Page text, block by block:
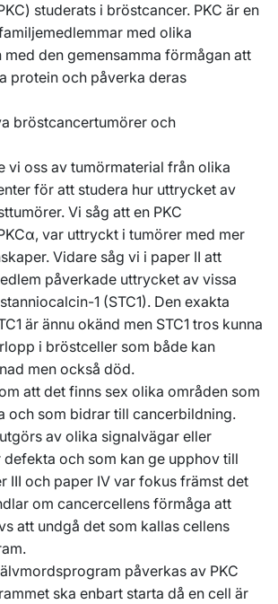
studerats i bröstcancer. PKC är en
med olika
med den gemensamma förmågan att
protein och påverka deras
bröstcancertumörer och
vi oss av tumörmaterial från olika
för att studera hur uttrycket av
Vi såg att en PKC
var uttryckt i tumörer med mer
Vidare såg vi i paper II att
påverkade uttrycket av vissa
1 (STC1). Den exakta
är ännu okänd men STC1 tros kunna
i bröstceller som både kan
men också död.
att det finns sex olika områden som
och som bidrar till cancerbildning.
av olika signalvägar eller
och som kan ge upphov till
III och paper IV var fokus främst det
om cancercellens förmåga att
att undgå det som kallas cellens
påverkas av PKC
ska enbart starta då en cell är